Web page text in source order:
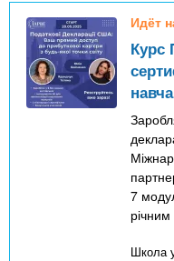
Идёт
Курс
7
Школа